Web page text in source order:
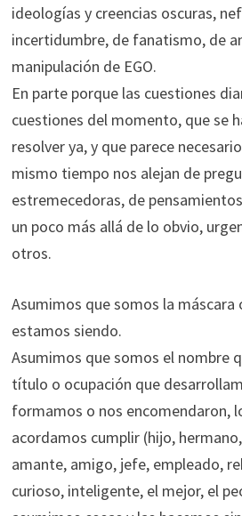
ideologías y creencias oscuras,
incertidumbre, de fanatismo, de
manipulación de EGO.
En parte porque las cuestiones
cuestiones del momento, que se
resolver ya, y que parece
mismo tiempo nos alejan de
estremecedoras, de
un poco más allá de lo obvio,
otros.
Asumimos que somos la máscara
estamos siendo.
Asumimos que somos el nombre
título o ocupación que
formamos o nos encomendaron,
acordamos cumplir (hijo,
amante, amigo, jefe, empleado,
curioso, inteligente, el mejor, el